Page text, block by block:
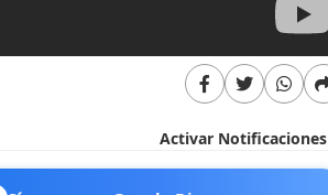
Activar Notificaciones